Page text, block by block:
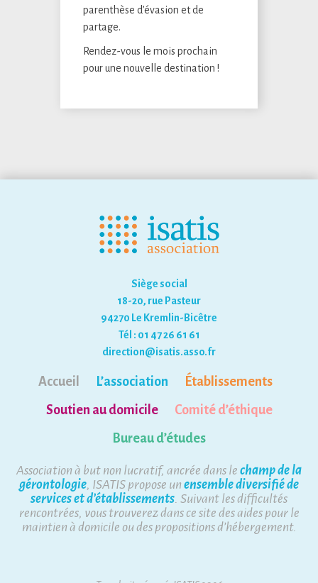
parenthèse d’évasion et de
partage.
Rendez-vous le mois prochain
pour une nouvelle destination !
Siège social
18-20, rue Pasteur
94270 Le Kremlin-Bicêtre
Tél : 01 47 26 61 61
direction@isatis.asso.fr
Accueil L’association
Établissements
Soutien au domicile
Comité d’éthique
Bureau d’études
Association à but non lucratif, ancrée dans le champ de la
gérontologie, ISATIS propose un ensemble diversifié de
services et d’établissements. Suivant les difficultés
rencontrées, vous trouverez dans ce site des aides pour le
maintien à domicile ou des propositions d’hébergement.